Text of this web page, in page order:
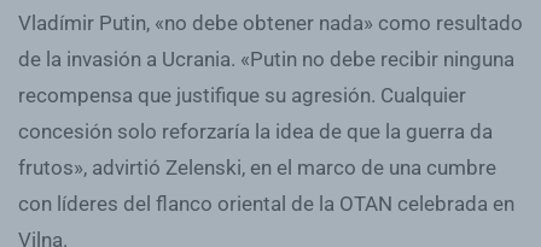
Vladímir Putin, «no debe obtener nada» como resultado
de la invasión a Ucrania. «Putin no debe recibir ninguna
recompensa que justifique su agresión. Cualquier
concesión solo reforzaría la idea de que la guerra da
frutos», advirtió Zelenski, en el marco de una cumbre
con líderes del flanco oriental de la OTAN celebrada en
Vilna.